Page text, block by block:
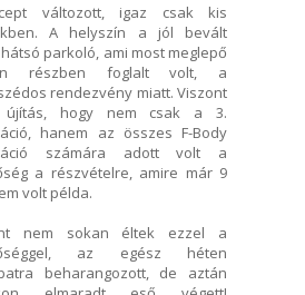
változott, igaz csak kis
A helyszín a jól bevált
parkoló, ami most meglepő
részben foglalt volt, a
rendezvény miatt. Viszont
újítás, hogy nem csak a 3.
hanem az összes F-Body
számára adott volt a
a részvételre, amire már 9
volt példa.
nem sokan éltek ezzel a
az egész héten
beharangozott, de aztán